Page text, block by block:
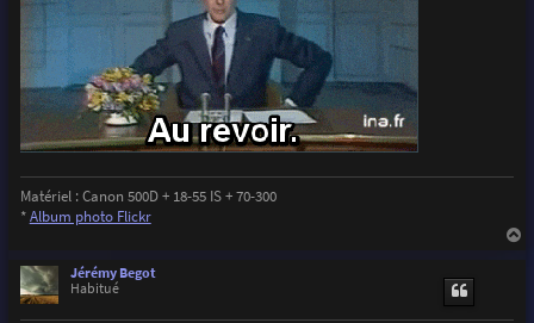
Matériel : Canon 500D + 18-55 IS + 70-300
*Album photo Flickr
Jérémy Begot
Habitué